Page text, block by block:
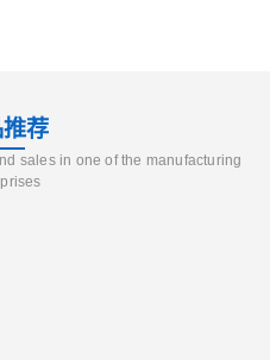
荐
sales in one of the manufacturing